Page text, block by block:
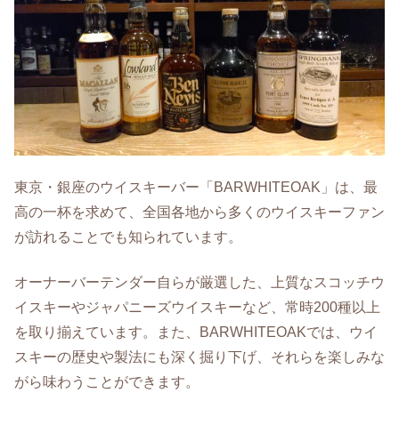
東京・銀座のウイスキーバー「BARWHITEOAK」は、最
高の一杯を求めて、全国各地から多くのウイスキーファン
が訪れることでも知られています。
オーナーバーテンダー自らが厳選した、上質なスコッチウ
イスキーやジャパニーズウイスキーなど、常時200種以上
を取り揃えています。また、BARWHITEOAKでは、ウイ
スキーの歴史や製法にも深く掘り下げ、それらを楽しみな
がら味わうことができます。